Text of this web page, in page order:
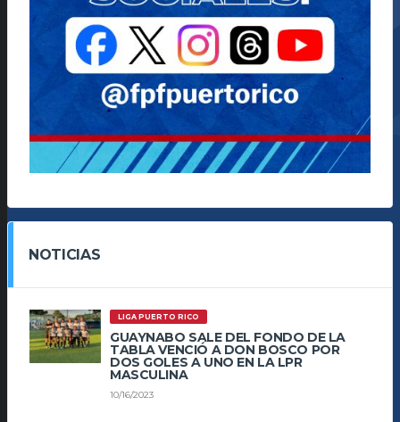
NOTICIAS
LIGA PUERTO RICO
GUAYNABO SALE DEL FONDO DE LA
TABLA VENCIÓ A DON BOSCO POR
DOS GOLES A UNO EN LA LPR
MASCULINA
10/16/2023